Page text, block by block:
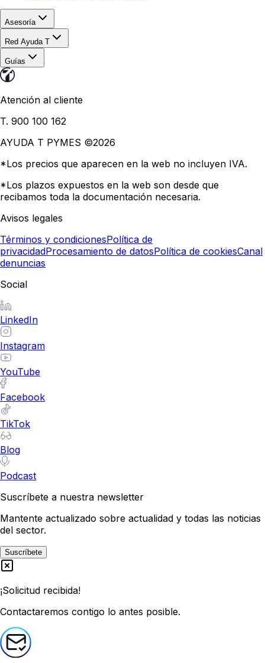
Asesoría
Red Ayuda T
Guías
Atención al cliente
T. 900 100 162
AYUDA T PYMES ©2026
*Los precios que aparecen en la web no incluyen IVA.
*Los plazos expuestos en la web son desde que
recibamos toda la documentación necesaria.
Avisos legales
Términos y condicionesPolítica de
privacidadProcesamiento de datosPolítica de cookiesCanal
denuncias
Social
LinkedIn
Instagram
YouTube
Facebook
TikTok
Blog
Podcast
Suscríbete a nuestra newsletter
Mantente actualizado sobre actualidad y todas las noticias
del sector.
Suscríbete
¡Solicitud recibida!
Contactaremos contigo lo antes posible.